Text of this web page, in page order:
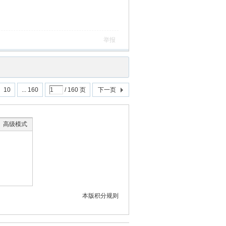
举报
10 ... 160 / 160 页 下一页
高级模式
本版积分规则